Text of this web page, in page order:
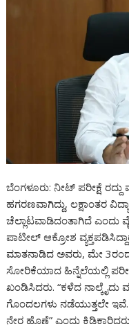
ಬೆಂಗಳೂರು: ನೀಟ್‌ ಪರೀಕ್ಷೆ
ಹಗರಣವಾಗಿದ್ದು, ಲಕ್ಷಾಂತರ
ಚೆಲ್ಲಾಟವಾಡಿದಂತಾಗಿದೆ ಎಂದು
ಪಾಟೀಲ್ ಆಕ್ರೋಶ
ಮಾತನಾಡಿದ ಅವರು, ಮೇ
ಸೋರಿಕೆಯಾದ ಹಿನ್ನೆಲೆಯಲ್ಲಿ ಪರೀಕ್ಷೆ
ಖಂಡಿಸಿದರು. “ಕಳೆದ
ಗೊಂದಲಗಳು ನಡೆಯುತ್ತಲೇ ಇವೆ.
ನೇರ ಹೊಣೆ” ಎಂದು